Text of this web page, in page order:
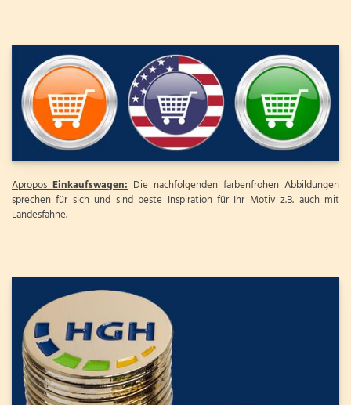
AproposEinkaufswagen: Die nachfolgenden farbenfrohen Abbildungen
sprechen für sich und sind beste Inspiration für Ihr Motiv z.B. auch mit
Landesfahne.